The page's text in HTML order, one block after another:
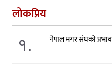
लोकप्रिय
१. नेपाल मगर संघको